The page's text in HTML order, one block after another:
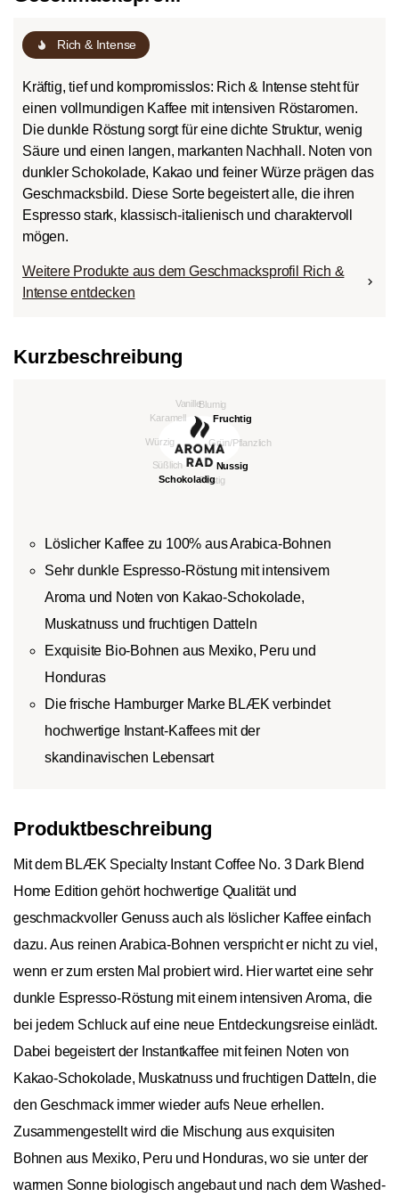
Rich & Intense
Kräftig, tief und kompromisslos: Rich & Intense steht für
einen vollmundigen Kaffee mit intensiven Röstaromen.
Die dunkle Röstung sorgt für eine dichte Struktur, wenig
Säure und einen langen, markanten Nachhall. Noten von
dunkler Schokolade, Kakao und feiner Würze prägen das
Geschmacksbild. Diese Sorte begeistert alle, die ihren
Espresso stark, klassisch-italienisch und charaktervoll
mögen.
Weitere Produkte aus dem Geschmacksprofil Rich &
Intense entdecken
Kurzbeschreibung
Löslicher Kaffee zu 100% aus Arabica-Bohnen
Sehr dunkle Espresso-Röstung mit intensivem
Aroma und Noten von Kakao-Schokolade,
Muskatnuss und fruchtigen Datteln
Exquisite Bio-Bohnen aus Mexiko, Peru und
Honduras
Die frische Hamburger Marke BLÆK verbindet
hochwertige Instant-Kaffees mit der
skandinavischen Lebensart
Produktbeschreibung
Mit dem BLÆK Specialty Instant Coffee No. 3 Dark Blend
Home Edition gehört hochwertige Qualität und
geschmackvoller Genuss auch als löslicher Kaffee einfach
dazu. Aus reinen Arabica-Bohnen verspricht er nicht zu viel,
wenn er zum ersten Mal probiert wird. Hier wartet eine sehr
dunkle Espresso-Röstung mit einem intensiven Aroma, die
bei jedem Schluck auf eine neue Entdeckungsreise einlädt.
Dabei begeistert der Instantkaffee mit feinen Noten von
Kakao-Schokolade, Muskatnuss und fruchtigen Datteln, die
den Geschmack immer wieder aufs Neue erhellen.
Zusammengestellt wird die Mischung aus exquisiten
Bohnen aus Mexiko, Peru und Honduras, wo sie unter der
warmen Sonne biologisch angebaut und nach dem Washed-